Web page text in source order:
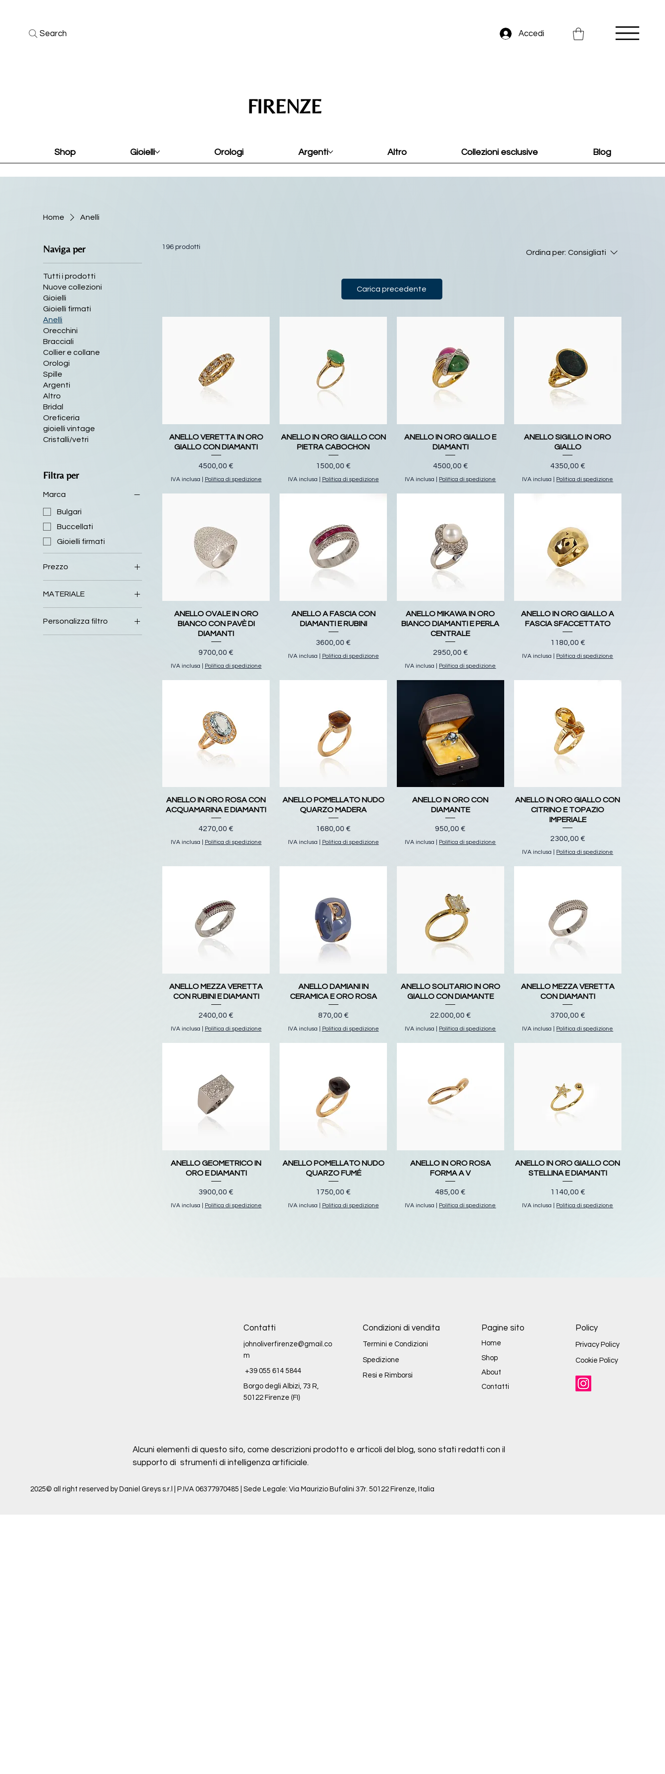
Search Accedi
FIRENZE
Shop Gioielli Orologi Argenti Altro Collezioni esclusive Blog
Home Anelli
Naviga per
Tutti i prodotti
Nuove collezioni
Gioielli
Gioielli firmati
Anelli
Orecchini
Bracciali
Collier e collane
Orologi
Spille
Argenti
Altro
Bridal
Oreficeria
gioielli vintage
Cristalli/vetri
Filtra per
Marca
Bulgari
Buccellati
Gioielli firmati
Prezzo
0 € 210.000 €
MATERIALE
Personalizza filtro
196 prodotti
Ordina per: Consigliati
Carica precedente
ANELLO VERETTA IN ORO
GIALLO CON DIAMANTI
Prezzo
4500,00 €
IVA inclusa Politica di spedizione
ANELLO IN ORO GIALLO CON
PIETRA CABOCHON
Prezzo
1500,00 €
IVA inclusa Politica di spedizione
ANELLO IN ORO GIALLO E
DIAMANTI
Prezzo
4500,00 €
IVA inclusa Politica di spedizione
ANELLO SIGILLO IN ORO
GIALLO
Prezzo
4350,00 €
IVA inclusa Politica di spedizione
ANELLO OVALE IN ORO
BIANCO CON PAVÈ DI
DIAMANTI
Prezzo
9700,00 €
IVA inclusa Politica di spedizione
ANELLO A FASCIA CON
DIAMANTI E RUBINI
Prezzo
3600,00 €
IVA inclusa Politica di spedizione
ANELLO MIKAWA IN ORO
BIANCO DIAMANTI E PERLA
CENTRALE
Prezzo
2950,00 €
IVA inclusa Politica di spedizione
ANELLO IN ORO GIALLO A
FASCIA SFACCETTATO
Prezzo
1180,00 €
IVA inclusa Politica di spedizione
ANELLO IN ORO ROSA CON
ACQUAMARINA E DIAMANTI
Prezzo
4270,00 €
IVA inclusa Politica di spedizione
ANELLO POMELLATO NUDO
QUARZO MADERA
Prezzo
1680,00 €
IVA inclusa Politica di spedizione
ANELLO IN ORO CON
DIAMANTE
Prezzo
950,00 €
IVA inclusa Politica di spedizione
ANELLO IN ORO GIALLO CON
CITRINO E TOPAZIO
IMPERIALE
Prezzo
2300,00 €
IVA inclusa Politica di spedizione
ANELLO MEZZA VERETTA
CON RUBINI E DIAMANTI
Prezzo
2400,00 €
IVA inclusa Politica di spedizione
ANELLO DAMIANI IN
CERAMICA E ORO ROSA
Prezzo
870,00 €
IVA inclusa Politica di spedizione
ANELLO SOLITARIO IN ORO
GIALLO CON DIAMANTE
Prezzo
22.000,00 €
IVA inclusa Politica di spedizione
ANELLO MEZZA VERETTA
CON DIAMANTI
Prezzo
3700,00 €
IVA inclusa Politica di spedizione
ANELLO GEOMETRICO IN
ORO E DIAMANTI
Prezzo
3900,00 €
IVA inclusa Politica di spedizione
ANELLO POMELLATO NUDO
QUARZO FUMÉ
Prezzo
1750,00 €
IVA inclusa Politica di spedizione
ANELLO IN ORO ROSA
FORMA A V
Prezzo
485,00 €
IVA inclusa Politica di spedizione
ANELLO IN ORO GIALLO CON
STELLINA E DIAMANTI
Prezzo
1140,00 €
IVA inclusa Politica di spedizione
Alcuni elementi di questo sito, come descrizioni prodotto e articoli del blog, sono stati redatti con il
supporto di strumenti di intelligenza artificiale.
Contatti
johnoliverfirenze@gmail.co
m
+39 055 614 5844
Borgo degli Albizi, 73 R,
50122 Firenze (FI)
Condizioni di vendita
Termini e Condizioni
Spedizione
Resi e Rimborsi
Pagine sito
Home
Shop
About
Contatti
Policy
Privacy Policy
Cookie Policy
2025© all right reserved by Daniel Greys s.r.l | P.IVA 06377970485 | Sede Legale: Via Maurizio Bufalini 37r. 50122 Firenze, Italia